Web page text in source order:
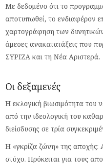
Με δεδομένο ότι το
αποτυπωθεί, το ενδιαφέρον
χαρτογράφηση των
άμεσες ανακατατάξεις που
ΣΥΡΙΖΑ και τη Νέα Αριστερά.
Οι δεξαμενές
Η εκλογική βιωσιμότητα του
από την ιδεολογική του
διείσδυσης σε τρία
Η «γκρίζα ζώνη» της αποχής:
στόχο. Πρόκειται για τους